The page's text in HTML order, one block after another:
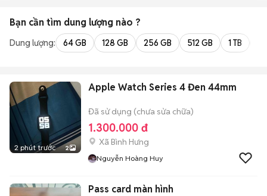
Bạn cần tìm dung lượng nào ?
Dung lượng: 64 GB 128 GB 256 GB 512 GB 1 TB
2 phút trước 2
Apple Watch Series 4 Đen 44mm
Đã sử dụng (chưa sửa chữa)
1.300.000 đ
Xã Bình Hưng
Nguyễn Hoàng Huy
Pass card màn hình